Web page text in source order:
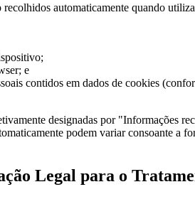
recolhidos automaticamente quando
e
contidos em dados de cookies
designadas por "Informações
podem variar consoante a
Legal para o